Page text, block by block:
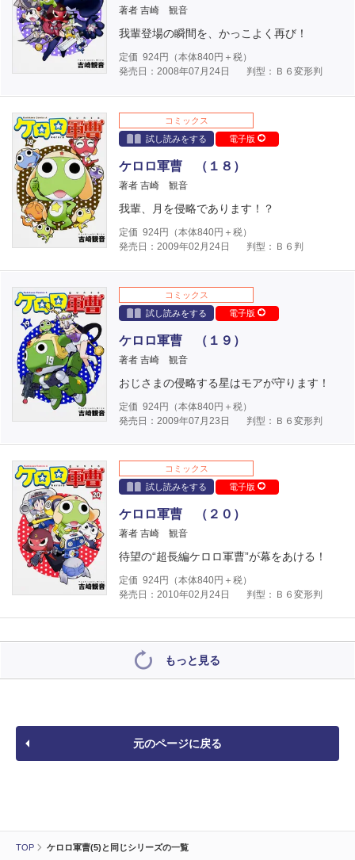
TOP ケロロ軍曹(5)と同じシリーズの一覧
著者 吉崎 観音
我輩登場の瞬間を、かっこよく再び！
定価 924円（本体840円＋税）
発売日：2008年07月24日
判型：Ｂ６変形判
コミックス
試し読みをする
電子版
ケロロ軍曹 （１８）
著者 吉崎 観音
我輩、月を侵略であります！？
定価 924円（本体840円＋税）
発売日：2009年02月24日
判型：Ｂ６判
コミックス
試し読みをする
電子版
ケロロ軍曹 （１９）
著者 吉崎 観音
おじさまの侵略する星はモアが守ります！
定価 924円（本体840円＋税）
発売日：2009年07月23日
判型：Ｂ６変形判
コミックス
試し読みをする
電子版
ケロロ軍曹 （２０）
著者 吉崎 観音
待望の“超長編ケロロ軍曹”が幕をあける！
定価 924円（本体840円＋税）
発売日：2010年02月24日
判型：Ｂ６変形判
もっと見る
元のページに戻る